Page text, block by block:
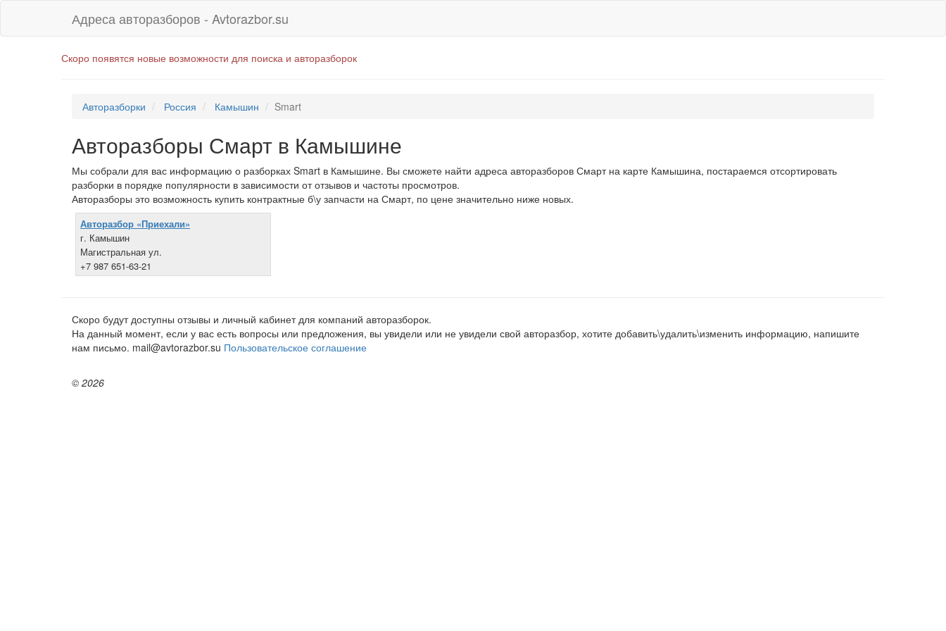
Адреса авторазборов - Avtorazbor.su
Скоро появятся новые возможности для поиска и авторазборок
Авторазборки Россия Камышин Smart
Авторазборы Смарт в Камышине
Мы собрали для вас информацию о разборках Smart в Камышине. Вы сможете найти адреса авторазборов Смарт на карте Камышина, постараемся отсортировать
разборки в порядке популярности в зависимости от отзывов и частоты просмотров.
Авторазборы это возможность купить контрактные б\у запчасти на Смарт, по цене значительно ниже новых.
Авторазбор «Приехали»
г. Камышин
Магистральная ул.
+7 987 651-63-21
Скоро будут доступны отзывы и личный кабинет для компаний авторазборок.
На данный момент, если у вас есть вопросы или предложения, вы увидели или не увидели свой авторазбор, хотите добавить\удалить\изменить информацию, напишите
нам письмо. mail@avtorazbor.su Пользовательское соглашение
© 2026